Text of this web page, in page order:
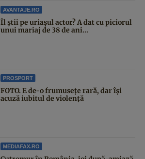
AVANTAJE.RO
Îl știi pe uriașul actor? A dat cu piciorul
unui mariaj de 38 de ani...
PROSPORT
FOTO. E de-o frumusețe rară, dar își
acuză iubitul de violență
MEDIAFAX.RO